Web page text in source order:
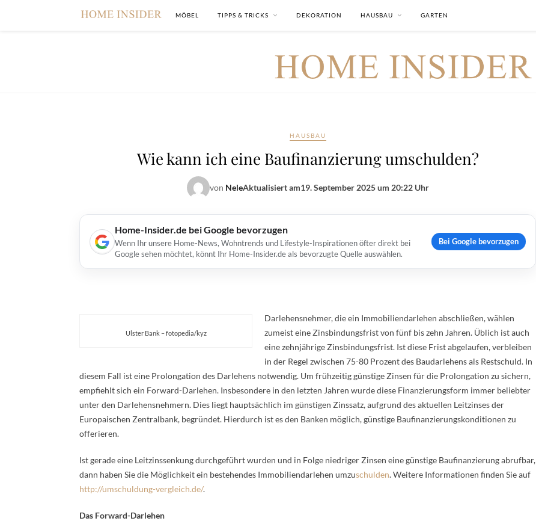
MÖBEL TIPPS & TRICKS DEKORATION HAUSBAU GARTEN
HAUSBAU
Wie kann ich eine Baufinanzierung umschulden?
von NeleAktualisiert am19. September 2025 um 20:22 Uhr
Home-Insider.de bei Google bevorzugen
Wenn Ihr unsere Home-News, Wohntrends und Lifestyle-Inspirationen öfter direkt bei
Google sehen möchtet, könnt Ihr Home-Insider.de als bevorzugte Quelle auswählen.
Bei Google bevorzugen
Ulster Bank – fotopedia/kyz
Darlehensnehmer, die ein Immobiliendarlehen abschließen, wählen
zumeist eine Zinsbindungsfrist von fünf bis zehn Jahren. Üblich ist auch
eine zehnjährige Zinsbindungsfrist. Ist diese Frist abgelaufen, verbleiben
in der Regel zwischen 75-80 Prozent des Baudarlehens als Restschuld. In
diesem Fall ist eine Prolongation des Darlehens notwendig. Um frühzeitig günstige Zinsen für die Prolongation zu sichern,
empfiehlt sich ein Forward-Darlehen. Insbesondere in den letzten Jahren wurde diese Finanzierungsform immer beliebter
unter den Darlehensnehmern. Dies liegt hauptsächlich im günstigen Zinssatz, aufgrund des aktuellen Leitzinses der
Europaischen Zentralbank, begründet. Hierdurch ist es den Banken möglich, günstige Baufinanzierungskonditionen zu
offerieren.
Ist gerade eine Leitzinssenkung durchgeführt wurden und in Folge niedriger Zinsen eine günstige Baufinanzierung abrufbar,
dann haben Sie die Möglichkeit ein bestehendes Immobiliendarlehen umzuschulden. Weitere Informationen finden Sie auf
http://umschuldung-vergleich.de/.
Das Forward-Darlehen